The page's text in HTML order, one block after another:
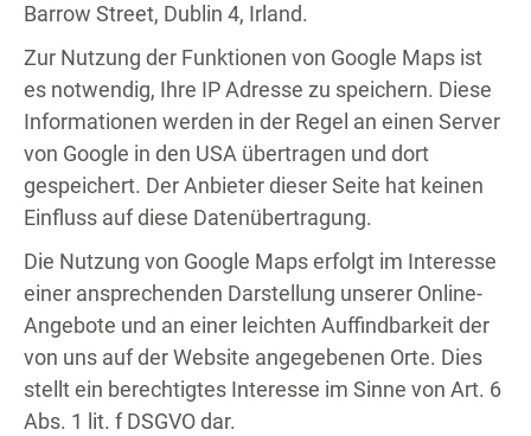
Barrow Street, Dublin 4, Irland.
Zur Nutzung der Funktionen von Google Maps ist
es notwendig, Ihre IP Adresse zu speichern. Diese
Informationen werden in der Regel an einen Server
von Google in den USA übertragen und dort
gespeichert. Der Anbieter dieser Seite hat keinen
Einfluss auf diese Datenübertragung.
Die Nutzung von Google Maps erfolgt im Interesse
einer ansprechenden Darstellung unserer Online-
Angebote und an einer leichten Auffindbarkeit der
von uns auf der Website angegebenen Orte. Dies
stellt ein berechtigtes Interesse im Sinne von Art. 6
Abs. 1 lit. f DSGVO dar.